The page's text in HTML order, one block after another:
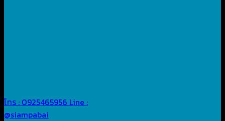
โทร : 0925465956 Line :
@siampabai